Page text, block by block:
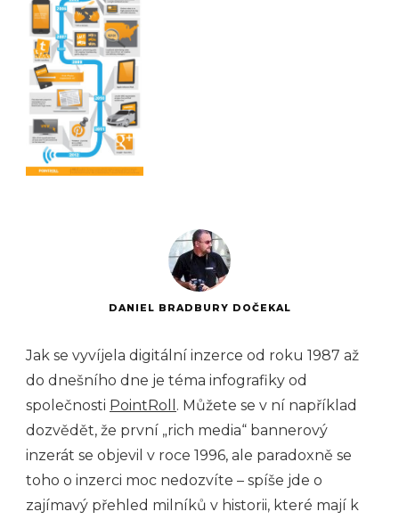
DANIEL BRADBURY DOČEKAL
Jak se vyvíjela digitální inzerce od roku 1987 až
do dnešního dne je téma infografiky od
společnosti PointRoll . Můžete se v ní například
dozvědět, že první „rich media“ bannerový
inzerát se objevil v roce 1996, ale paradoxně se
toho o inzerci moc nedozvíte – spíše jde o
zajímavý přehled milníků v historii, které mají k